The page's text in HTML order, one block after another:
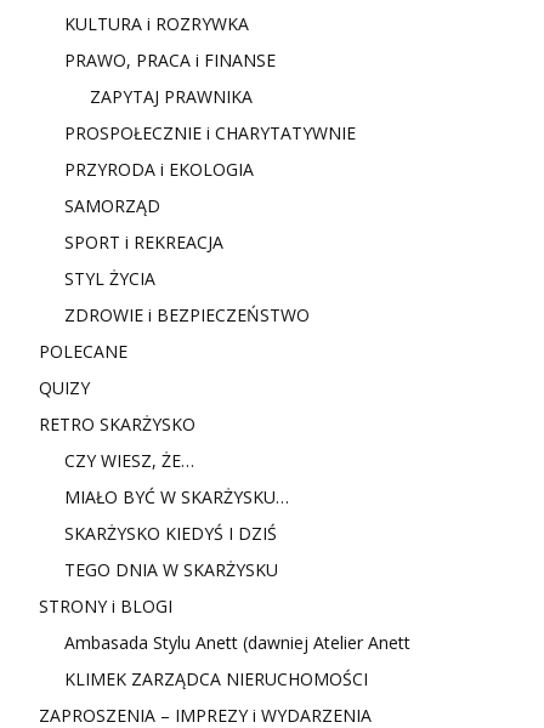
KULTURA i ROZRYWKA
PRAWO, PRACA i FINANSE
ZAPYTAJ PRAWNIKA
PROSPOŁECZNIE i CHARYTATYWNIE
PRZYRODA i EKOLOGIA
SAMORZĄD
SPORT i REKREACJA
STYL ŻYCIA
ZDROWIE i BEZPIECZEŃSTWO
POLECANE
QUIZY
RETRO SKARŻYSKO
CZY WIESZ, ŻE…
MIAŁO BYĆ W SKARŻYSKU…
SKARŻYSKO KIEDYŚ I DZIŚ
TEGO DNIA W SKARŻYSKU
STRONY i BLOGI
Ambasada Stylu Anett (dawniej Atelier Anett
KLIMEK ZARZĄDCA NIERUCHOMOŚCI
ZAPROSZENIA – IMPREZY i WYDARZENIA